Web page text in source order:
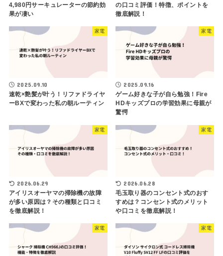
4,980円サーキュレーターの節約効
果が凄い
の口コミ評価！特徴、ポイントを
徹底解説！
家電
2025.09.10
速乾×艶髪が叶う！リファドライヤ
ーBXで変わった私の朝ルーティン
家電
2025.09.16
ゲーム好きな子が自ら勉強！Fire
HDキッズプロの学習効果に母親が
驚愕
家電
2026.06.29
アイリスオーヤマの掃除機の故障
が多い原因は？その種類と口コミ
を徹底解説！
家電
2026.06.28
毛玉取り器のコンセント式のおす
すめは？コンセント式のメリット
や口コミを徹底解説！
家電 家電